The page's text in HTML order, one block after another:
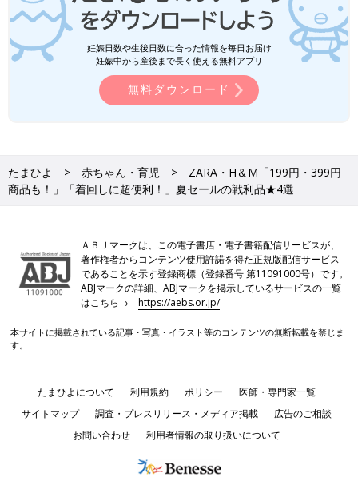
妊娠日数や生後日数に合った情報を毎日お届け
妊娠中から産後まで長く使える無料アプリ
無料ダウンロード
たまひよ 赤ちゃん・育児
ZARA・H＆М「199円・399円
商品も！」「着回しに超便利！」夏セールの戦利品★4選
ＡＢＪマークは、この電子書店・電子書籍配信サービスが、
著作権者からコンテンツ使用許諾を得た正規版配信サービス
であることを示す登録商標（登録番号 第11091000号）です。
ABJマークの詳細、ABJマークを掲示しているサービスの一覧
はこちら→https://aebs.or.jp/
本サイトに掲載されている記事・写真・イラスト等のコンテンツの無断転載を禁じま
す。
たまひよについて 利用規約 ポリシー
医師・専門家一覧
サイトマップ
調査・プレスリリース・メディア掲載
広告のご相談
お問い合わせ
利用者情報の取り扱いについて